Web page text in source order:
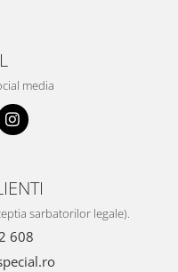
media
sarbatorilor legale).
608